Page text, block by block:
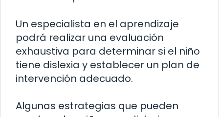
Un especialista en el aprendizaje
podrá realizar una evaluación
exhaustiva para determinar si el niño
tiene dislexia y establecer un plan de
intervención adecuado.
Algunas estrategias que pueden